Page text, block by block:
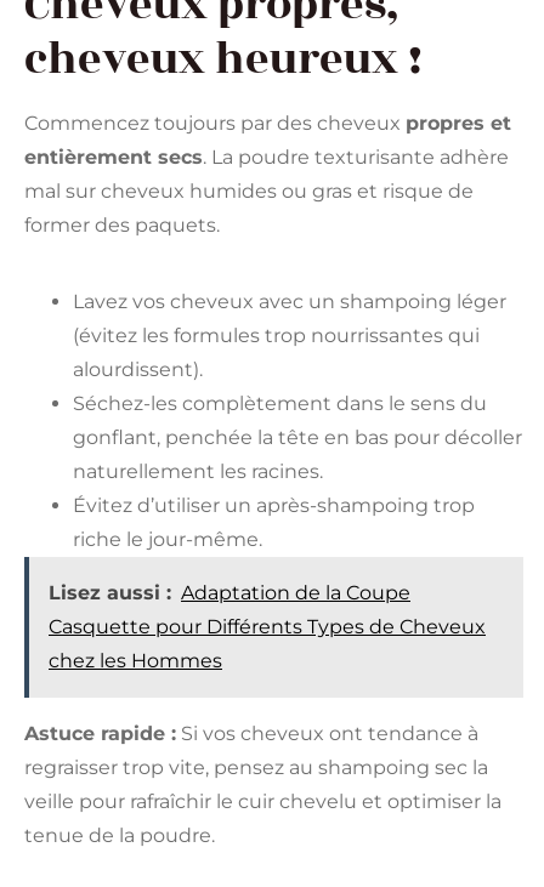
cheveux heureux !
Commencez toujours par des cheveux propres et
entièrement secs. La poudre texturisante adhère
mal sur cheveux humides ou gras et risque de
former des paquets.
Lavez vos cheveux avec un shampoing léger
(évitez les formules trop nourrissantes qui
alourdissent).
Séchez-les complètement dans le sens du
gonflant, penchée la tête en bas pour décoller
naturellement les racines.
Évitez d’utiliser un après-shampoing trop
riche le jour-même.
Lisez aussi : Adaptation de la Coupe
Casquette pour Différents Types de Cheveux
chez les Hommes
Astuce rapide : Si vos cheveux ont tendance à
regraisser trop vite, pensez au shampoing sec la
veille pour rafraîchir le cuir chevelu et optimiser la
tenue de la poudre.